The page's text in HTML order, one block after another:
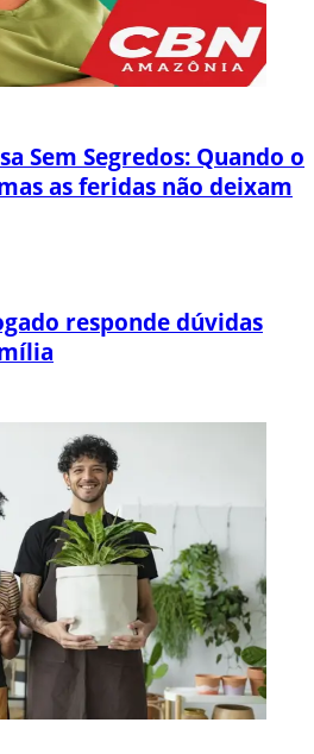
Sem Segredos: Quando o
as feridas não deixam
responde dúvidas